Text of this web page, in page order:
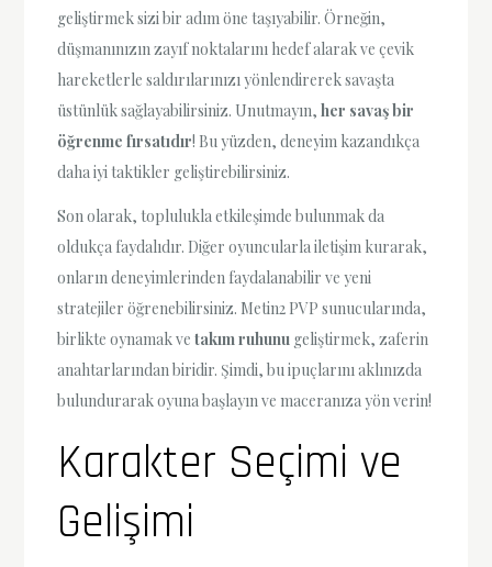
geliştirmek sizi bir adım öne taşıyabilir. Örneğin,
düşmanınızın zayıf noktalarını hedef alarak ve çevik
hareketlerle saldırılarınızı yönlendirerek savaşta
üstünlük sağlayabilirsiniz. Unutmayın,her savaş bir
öğrenme fırsatıdır! Bu yüzden, deneyim kazandıkça
daha iyi taktikler geliştirebilirsiniz.
Son olarak, toplulukla etkileşimde bulunmak da
oldukça faydalıdır. Diğer oyuncularla iletişim kurarak,
onların deneyimlerinden faydalanabilir ve yeni
stratejiler öğrenebilirsiniz. Metin2 PVP sunucularında,
birlikte oynamak vetakım ruhunu geliştirmek, zaferin
anahtarlarından biridir. Şimdi, bu ipuçlarını aklınızda
bulundurarak oyuna başlayın ve maceranıza yön verin!
Karakter Seçimi ve
Gelişimi